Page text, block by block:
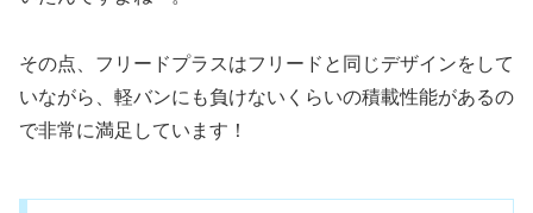
その点、フリードプラスはフリードと同じデザインをして
いながら、軽バンにも負けないくらいの積載性能があるの
で非常に満足しています！